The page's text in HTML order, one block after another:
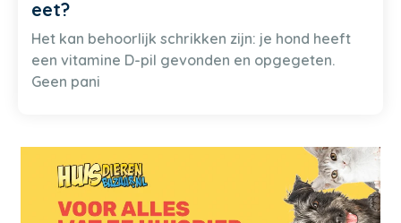
eet?
Het kan behoorlijk schrikken zijn: je hond heeft
een vitamine D-pil gevonden en opgegeten.
Geen pani